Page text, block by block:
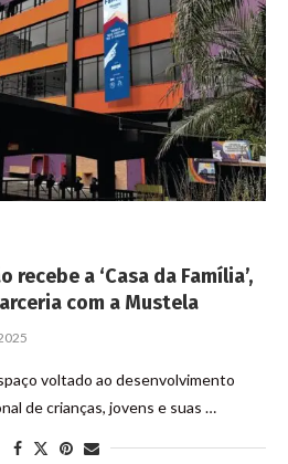
recebe a ‘Casa da Família’,
com a Mustela
voltado ao desenvolvimento
de crianças, jovens e suas …